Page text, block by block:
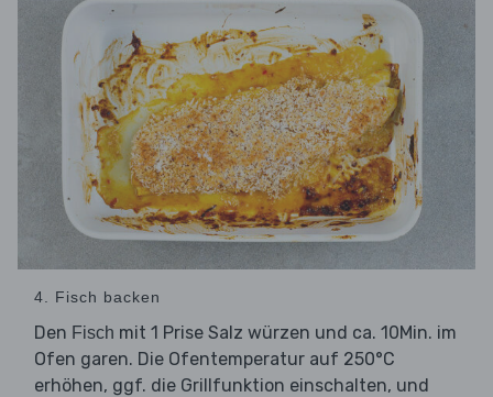
4. Fisch backen
Den Fisch mit 1 Prise Salz würzen und ca. 10Min. im
Ofen garen. Die Ofentemperatur auf 250°C
erhöhen, ggf. die Grillfunktion einschalten, und